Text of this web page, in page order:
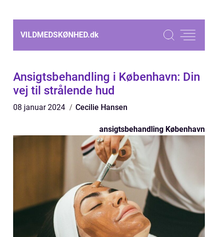
VILDMEDSKØNHED.dk
Ansigtsbehandling i København: Din
vej til strålende hud
08 januar 2024 Cecilie Hansen
ansigtsbehandling København